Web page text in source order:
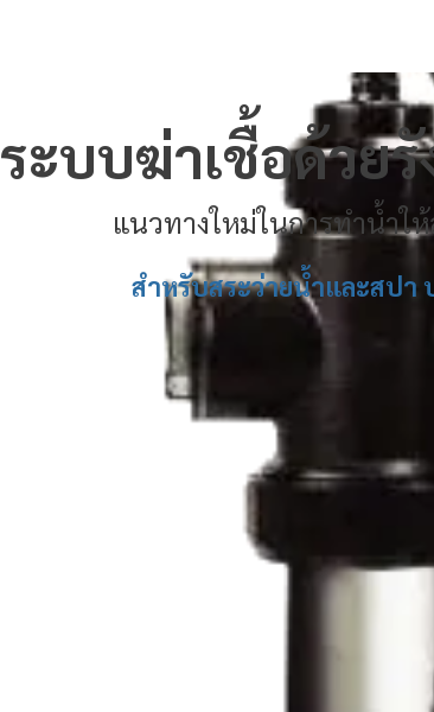
ระบบฆ่าเชื้อด้วย
แนวทางใหม่ในการทำน้ำใ
สำหรับสระว่ายน้ำและสปา